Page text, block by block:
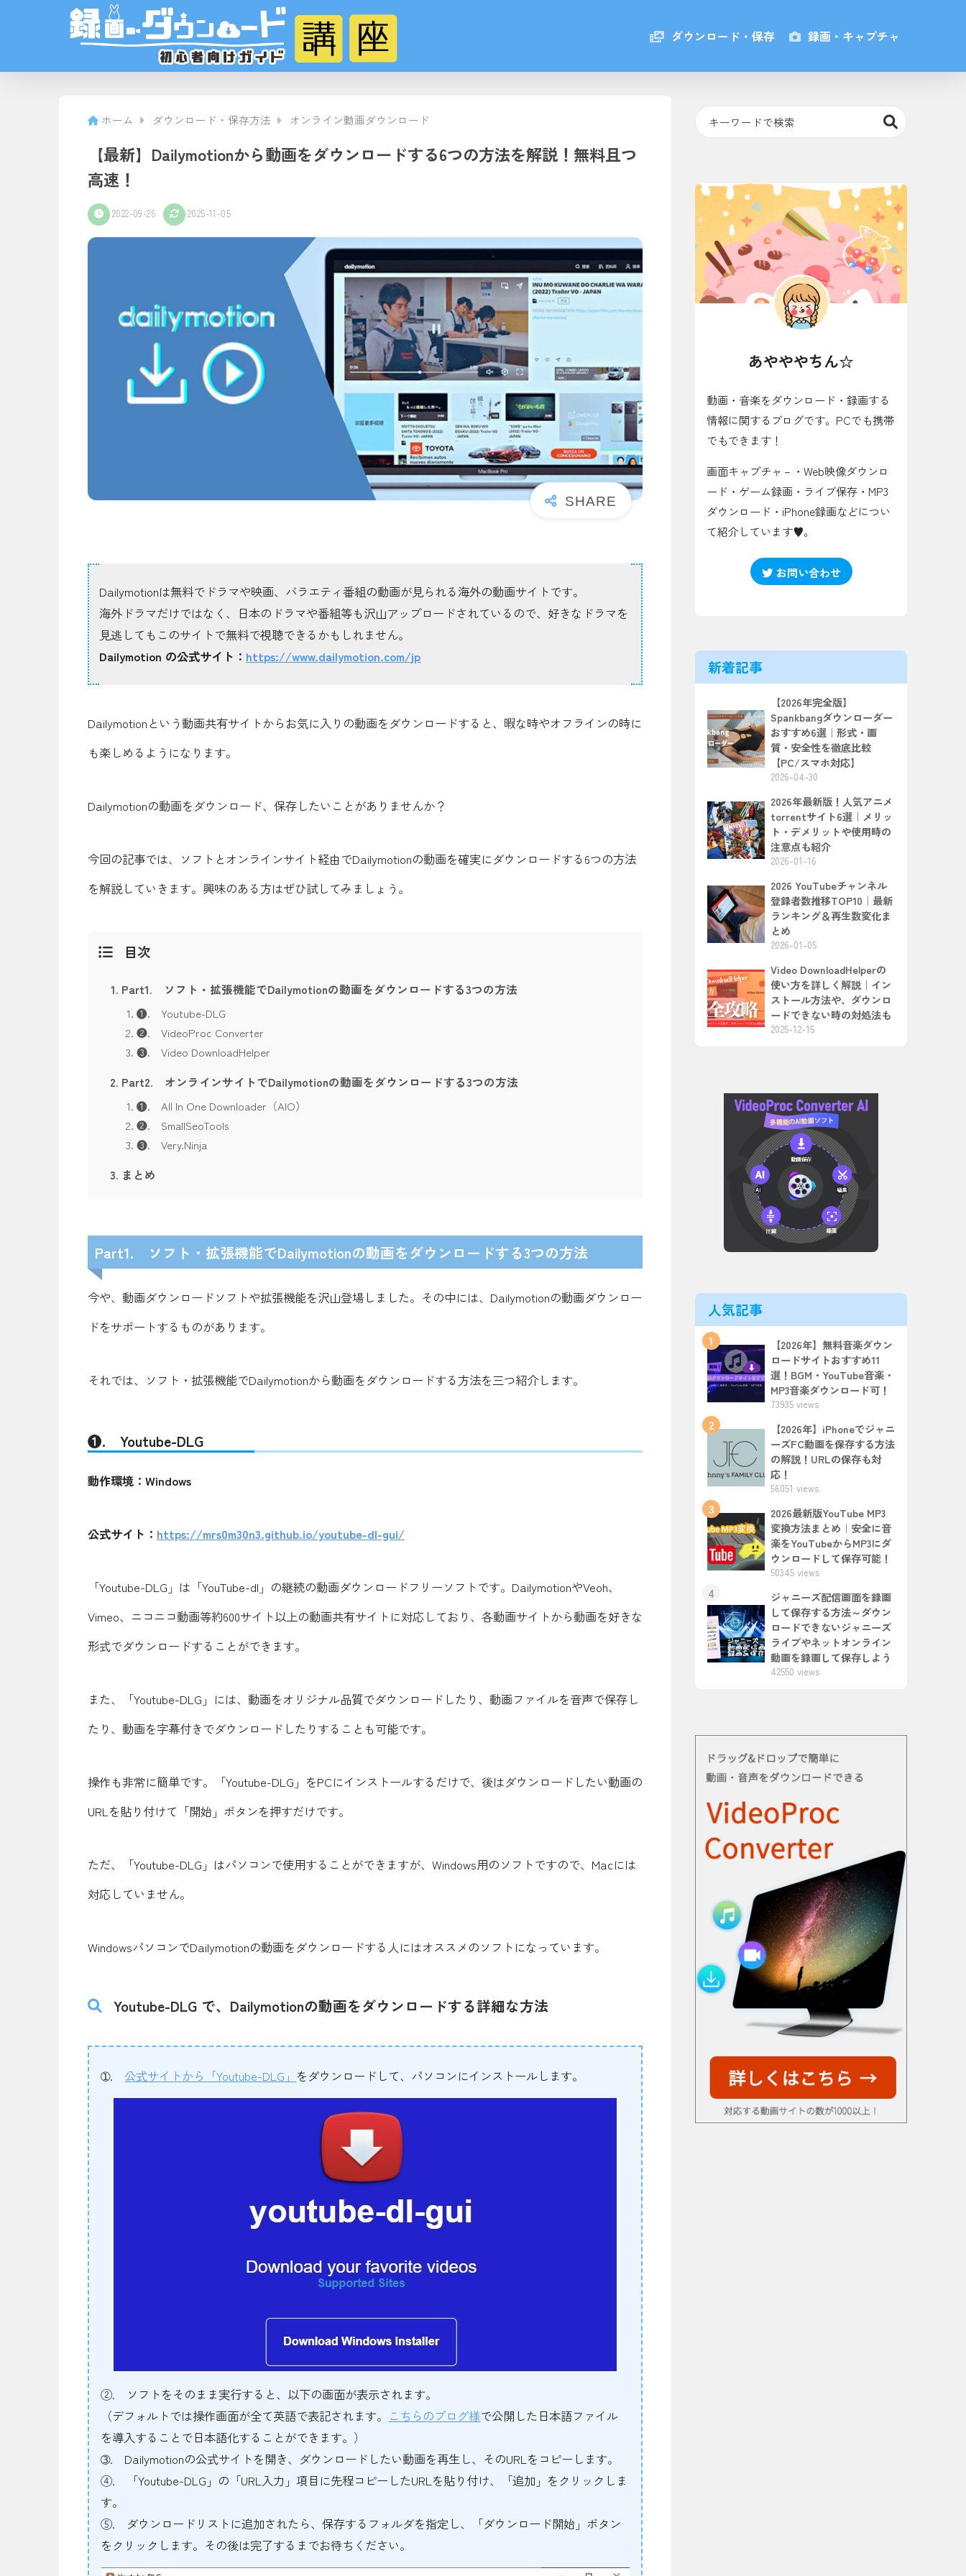
ダウンロード・保存 録画・キャプチャ
ホーム ダウンロード・保存方法 オンライン動画ダウンロード
【最新】Dailymotionから動画をダウンロードする6つの方法を解説！無料且つ
高速！
2022-09-26 2025-11-05
Dailymotionは無料でドラマや映画、バラエティ番組の動画が見られる海外の動画サイトです。
海外ドラマだけではなく、日本のドラマや番組等も沢山アップロードされているので、好きなドラマを
見逃してもこのサイトで無料で視聴できるかもしれません。
Dailymotion の公式サイト： https://www.dailymotion.com/jp
Dailymotionという動画共有サイトからお気に入りの動画をダウンロードすると、暇な時やオフラインの時に
も楽しめるようになります。
Dailymotionの動画をダウンロード、保存したいことがありませんか？
今回の記事では、ソフトとオンラインサイト経由でDailymotionの動画を確実にダウンロードする6つの方法
を解説していきます。興味のある方はぜひ試してみましょう。
目次
Part1. ソフト・拡張機能でDailymotionの動画をダウンロードする3つの方法
❶. Youtube-DLG
❷. VideoProc Converter
❸. Video DownloadHelper
Part2. オンラインサイトでDailymotionの動画をダウンロードする3つの方法
❶. All In One Downloader（AIO）
❷. SmallSeoTools
❸. Very.Ninja
まとめ
Part1. ソフト・拡張機能でDailymotionの動画をダウンロードする3つの方法
今や、動画ダウンロードソフトや拡張機能を沢山登場しました。その中には、Dailymotionの動画ダウンロー
ドをサポートするものがあります。
それでは、ソフト・拡張機能でDailymotionから動画をダウンロードする方法を三つ紹介します。
❶. Youtube-DLG
動作環境：Windows
公式サイト： https://mrs0m30n3.github.io/youtube-dl-gui/
「Youtube-DLG」は「YouTube-dl」の継続の動画ダウンロードフリーソフトです。DailymotionやVeoh、
Vimeo、ニコニコ動画等約600サイト以上の動画共有サイトに対応しており、各動画サイトから動画を好きな
形式でダウンロードすることができます。
また、「Youtube-DLG」には、動画をオリジナル品質でダウンロードしたり、動画ファイルを音声で保存し
たり、動画を字幕付きでダウンロードしたりすることも可能です。
操作も非常に簡単です。「Youtube-DLG」をPCにインストールするだけで、後はダウンロードしたい動画の
URLを貼り付けて「開始」ボタンを押すだけです。
ただ、「Youtube-DLG」はパソコンで使用することができますが、Windows用のソフトですので、Macには
対応していません。
WindowsパソコンでDailymotionの動画をダウンロードする人にはオススメのソフトになっています。
Youtube-DLG で、Dailymotionの動画をダウンロードする詳細な方法
➀.公式サイトから「Youtube-DLG」 をダウンロードして、パソコンにインストールします。
②. ソフトをそのまま実行すると、以下の画面が表示されます。
（デフォルトでは操作画面が全て英語で表記されます。 こちらのブログ様で公開した日本語ファイル
を導入することで日本語化することができます。）
➂. Dailymotionの公式サイトを開き、ダウンロードしたい動画を再生し、そのURLをコピーします。
④. 「Youtube-DLG」の「URL入力」項目に先程コピーしたURLを貼り付け、「追加」をクリックしま
す。
⑤. ダウンロードリストに追加されたら、保存するフォルダを指定し、「ダウンロード開始」ボタン
をクリックします。その後は完了するまでお待ちください。
あやややちん☆
動画・音楽をダウンロード・録画する
情報に関するブログです。PCでも携帯
でもできます！
画面キャプチャ－・Web映像ダウンロ
ード・ゲーム録画・ライブ保存・MP3
ダウンロード・iPhone録画などについ
て紹介しています♥。
お問い合わせ
新着記事
【2026年完全版】
Spankbangダウンローダー
おすすめ6選｜形式・画
質・安全性を徹底比較
【PC/スマホ対応】
2026-04-30
2026年最新版！人気アニメ
torrentサイト6選｜メリッ
ト・デメリットや使用時の
注意点も紹介
2026-01-16
2026 YouTubeチャンネル
登録者数推移TOP10｜最新
ランキング＆再生数変化ま
とめ
2026-01-05
Video DownloadHelperの
使い方を詳しく解説｜イン
ストール方法や、ダウンロ
ードできない時の対処法も
2025-12-15
人気記事
1
【2026年】無料音楽ダウン
ロードサイトおすすめ11
選！BGM・YouTube音楽・
MP3音楽ダウンロード可！
73935 views
2
【2026年】iPhoneでジャニ
ーズFC動画を保存する方法
の解説！URLの保存も対
応！
56051 views
3
2026最新版YouTube MP3
変換方法まとめ｜安全に音
楽をYouTubeからMP3にダ
ウンロードして保存可能！
50345 views
4
ジャニーズ配信画面を録画
して保存する方法～ダウン
ロードできないジャニーズ
ライブやネットオンライン
動画を録画して保存しよう
42550 views